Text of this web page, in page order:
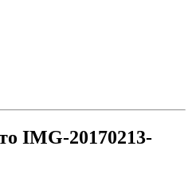
IMG-20170213-